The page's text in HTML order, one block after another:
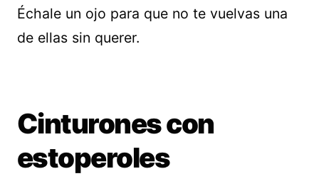
Échale un ojo para que no te vuelvas una
de ellas sin querer.
Cinturones con
estoperoles